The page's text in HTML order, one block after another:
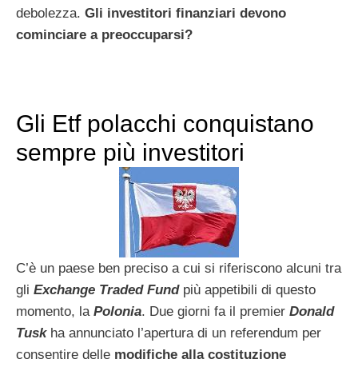
debolezza. Gli investitori finanziari devono
cominciare a preoccuparsi?
Gli Etf polacchi conquistano
sempre più investitori
C’è un paese ben preciso a cui si riferiscono alcuni tra
gli Exchange Traded Fundpiù appetibili di questo
momento, la Polonia. Due giorni fa il premier Donald
Tusk ha annunciato l’apertura di un referendum per
consentire delle modifiche alla costituzione